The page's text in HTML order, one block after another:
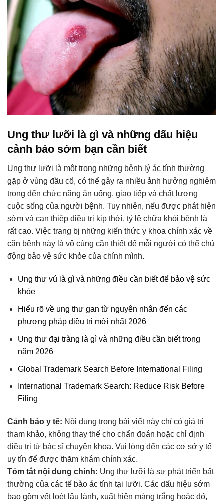
Ung thư lưỡi là gì và những dấu hiệu
cảnh báo sớm bạn cần biết
Ung thư lưỡi là một trong những bệnh lý ác tính thường
gặp ở vùng đầu cổ, có thể gây ra nhiều ảnh hưởng nghiêm
trọng đến chức năng ăn uống, giao tiếp và chất lượng
cuộc sống của người bệnh. Tuy nhiên, nếu được phát hiện
sớm và can thiệp điều trị kịp thời, tỷ lệ chữa khỏi bệnh là
rất cao. Việc trang bị những kiến thức y khoa chính xác về
căn bệnh này là vô cùng cần thiết để mỗi người có thể chủ
động bảo vệ sức khỏe của chính mình.
Ung thư vú là gì và những điều cần biết để bảo vệ sức
khỏe
Hiểu rõ về ung thư gan từ nguyên nhân đến các
phương pháp điều trị mới nhất 2026
Ung thư đại tràng là gì và những điều cần biết trong
năm 2026
Global Trademark Search Before International Filing
International Trademark Search: Reduce Risk Before
Filing
Cảnh báo y tế: Nội dung trong bài viết này chỉ có giá trị
tham khảo, không thay thế cho chẩn đoán hoặc chỉ định
điều trị từ bác sĩ chuyên khoa. Vui lòng đến các cơ sở y tế
uy tín để được thăm khám chính xác.
Tóm tắt nội dung chính: Ung thư lưỡi là sự phát triển bất
thường của các tế bào ác tính tại lưỡi. Các dấu hiệu sớm
bao gồm vết loét lâu lành, xuất hiện mảng trắng hoặc đỏ,